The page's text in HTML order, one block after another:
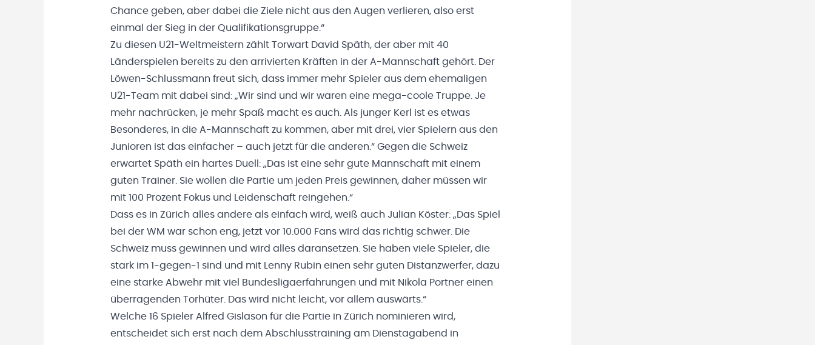
Chance geben, aber dabei die Ziele nicht aus den Augen verlieren, also erst
einmal der Sieg in der Qualifikationsgruppe.“
Zu diesen U21-Weltmeistern zählt Torwart David Späth, der aber mit 40
Länderspielen bereits zu den arrivierten Kräften in der A-Mannschaft gehört. Der
Löwen-Schlussmann freut sich, dass immer mehr Spieler aus dem ehemaligen
U21-Team mit dabei sind: „Wir sind und wir waren eine mega-coole Truppe. Je
mehr nachrücken, je mehr Spaß macht es auch. Als junger Kerl ist es etwas
Besonderes, in die A-Mannschaft zu kommen, aber mit drei, vier Spielern aus den
Junioren ist das einfacher – auch jetzt für die anderen.“ Gegen die Schweiz
erwartet Späth ein hartes Duell: „Das ist eine sehr gute Mannschaft mit einem
guten Trainer. Sie wollen die Partie um jeden Preis gewinnen, daher müssen wir
mit 100 Prozent Fokus und Leidenschaft reingehen.“
Dass es in Zürich alles andere als einfach wird, weiß auch Julian Köster: „Das Spiel
bei der WM war schon eng, jetzt vor 10.000 Fans wird das richtig schwer. Die
Schweiz muss gewinnen und wird alles daransetzen. Sie haben viele Spieler, die
stark im 1-gegen-1 sind und mit Lenny Rubin einen sehr guten Distanzwerfer, dazu
eine starke Abwehr mit viel Bundesligaerfahrungen und mit Nikola Portner einen
überragenden Torhüter. Das wird nicht leicht, vor allem auswärts.“
Welche 16 Spieler Alfred Gislason für die Partie in Zürich nominieren wird,
entscheidet sich erst nach dem Abschlusstraining am Dienstagabend in